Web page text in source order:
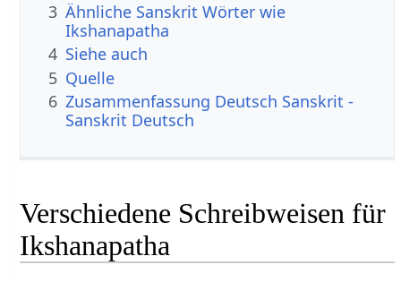
3 Ähnliche Sanskrit Wörter wie
Ikshanapatha
4 Siehe auch
5 Quelle
6 Zusammenfassung Deutsch Sanskrit -
Sanskrit Deutsch
Verschiedene Schreibweisen für
Ikshanapatha